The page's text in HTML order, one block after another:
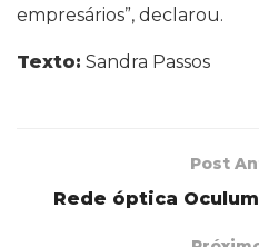
empresários”, declarou.
Texto: Sandra Passos
Post
Rede óptica